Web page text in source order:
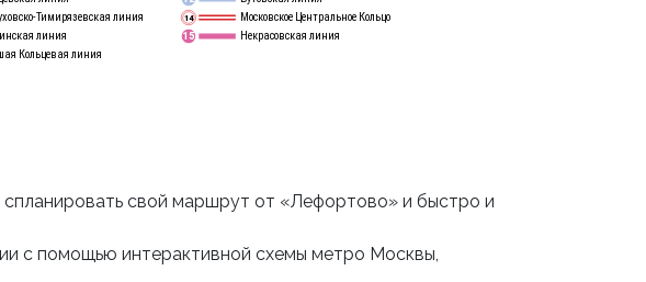
Тимирязевская линия
линия
Московское Центральное Кольцо
Кольцевая линия
Некрасовская линия
15
14
свой маршрут от «Лефортово» и быстро и
с помощью интерактивной схемы метро Москвы,